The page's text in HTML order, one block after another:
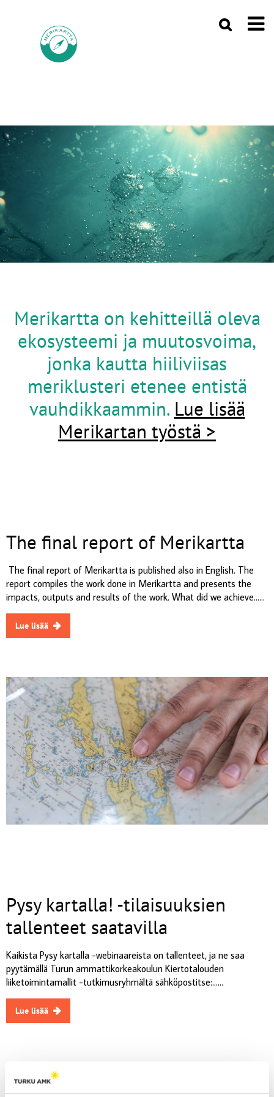
Merikartta on kehitteillä oleva
ekosysteemi ja muutosvoima,
jonka kautta hiiliviisas
meriklusteri etenee entistä
vauhdikkaammin. Lue lisää
Merikartan työstä >
The final report of Merikartta
The final report of Merikartta is published also in English. The
report compiles the work done in Merikartta and presents the
impacts, outputs and results of the work. What did we achieve......
Lue lisää
Pysy kartalla! -tilaisuuksien
tallenteet saatavilla
Kaikista Pysy kartalla -webinaareista on tallenteet, ja ne saa
pyytämällä Turun ammattikorkeakoulun Kiertotalouden
liiketoimintamallit -tutkimusryhmältä sähköpostitse:......
Lue lisää